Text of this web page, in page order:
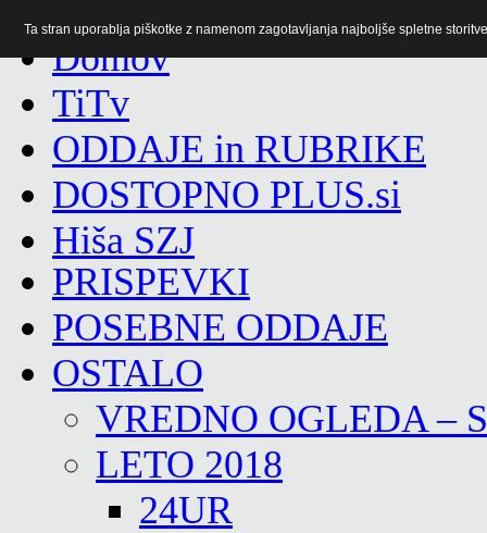
TiTv
ODDAJE in RUBRIKE
DOSTOPNO PLUS.si
Hiša SZJ
PRISPEVKI
POSEBNE ODDAJE
OSTALO
VREDNO OGLEDA –
LETO 2018
24UR
Ta stran uporablja piškotke z namenom zagotavljanja najboljše spletne